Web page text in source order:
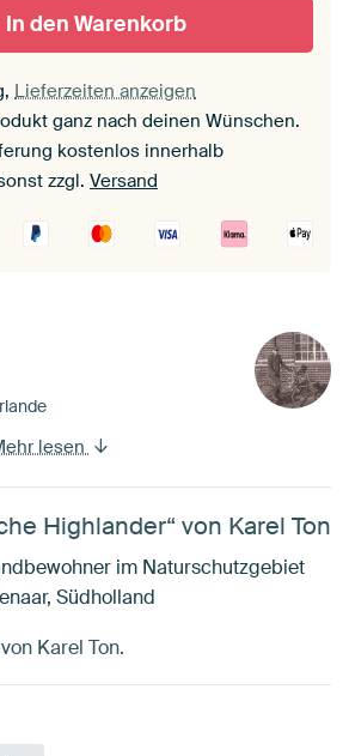
In den Warenkorb
Lieferzeiten anzeigen
ganz nach deinen Wünschen.
kostenlos innerhalb
zzgl. Versand
lesen
Highlander“ von Karel Ton
im Naturschutzgebiet
Südholland
Karel Ton.